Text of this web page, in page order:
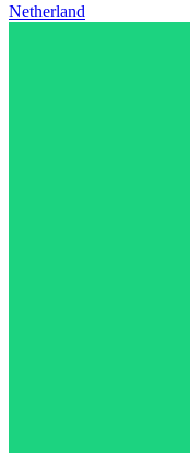
Netherland